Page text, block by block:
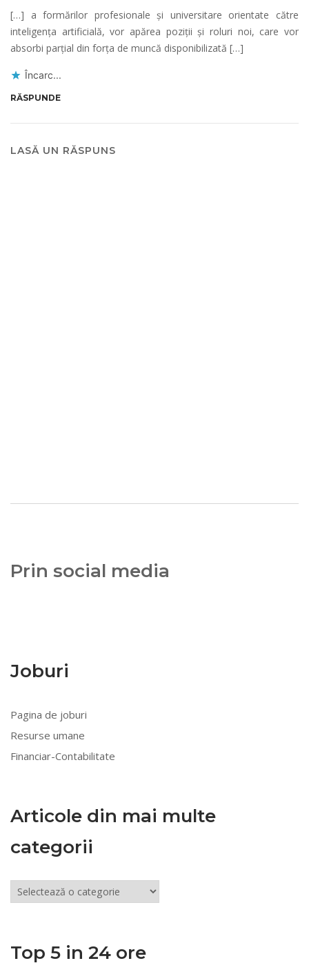
[…] a formărilor profesionale și universitare orientate către
inteligența artificială, vor apărea poziții și roluri noi, care vor
absorbi parțial din forța de muncă disponibilizată […]
Încarc...
RĂSPUNDE
LASĂ UN RĂSPUNS
Prin social media
Joburi
Pagina de joburi
Resurse umane
Financiar-Contabilitate
Articole din mai multe
categorii
Articole
din
categorii
Top 5 in 24 ore